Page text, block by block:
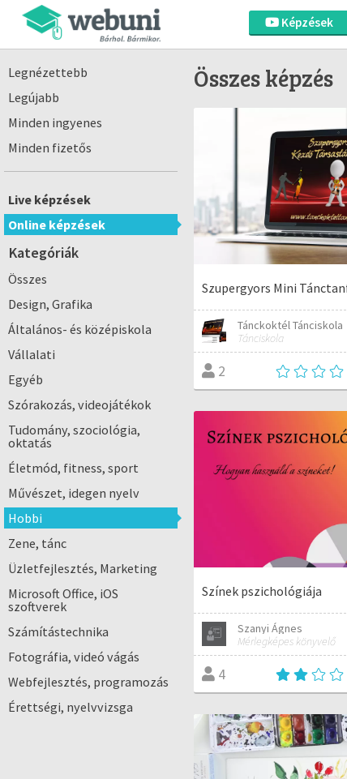
Képzések
Legnézettebb
Legújabb
Minden ingyenes
Minden fizetős
Live képzések
Online képzések
Kategóriák
Összes
Design, Grafika
Általános- és középiskola
Vállalati
Egyéb
Szórakozás, videojátékok
Tudomány, szociológia,
oktatás
Életmód, fitness, sport
Művészet, idegen nyelv
Hobbi
Zene, tánc
Üzletfejlesztés, Marketing
Microsoft Office, iOS
szoftverek
Számítástechnika
Fotográfia, videó vágás
Webfejlesztés, programozás
Érettségi, nyelvvizsga
Összes képzés
Szupergyors Mini
Tánckoktél Tánciskola
Tánciskola
2
Színek pszichológiája
Szanyi Ágnes
Mérlegképes könyvelő
4